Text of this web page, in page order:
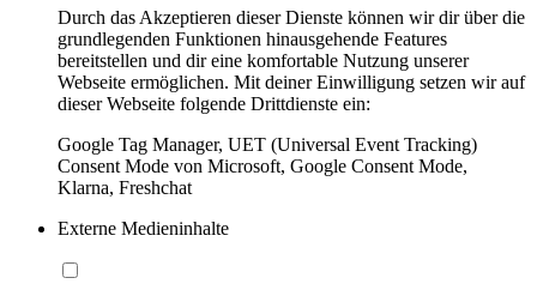
Durch das Akzeptieren dieser Dienste können wir dir über die
grundlegenden Funktionen hinausgehende Features
bereitstellen und dir eine komfortable Nutzung unserer
Webseite ermöglichen. Mit deiner Einwilligung setzen wir auf
dieser Webseite folgende Drittdienste ein:
Google Tag Manager, UET (Universal Event Tracking)
Consent Mode von Microsoft, Google Consent Mode,
Klarna, Freshchat
Externe Medieninhalte